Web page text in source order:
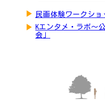
▶ 民画体験ワークシ
▶ Kエンタメ・ラボ～
会」